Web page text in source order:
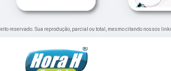
reservado. Sua reprodução, parcial ou total, mesmo citando nossos